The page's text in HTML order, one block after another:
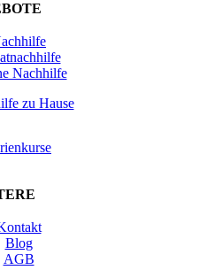
Nachhilfe
zu Hause
Blog
AGB